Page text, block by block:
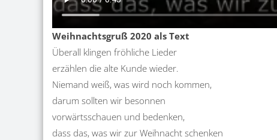
Weihnachtsgruß 2020 als Text
Überall klingen fröhliche Lieder
erzählen die alte Kunde wieder.
Niemand weiß, was wird noch kommen,
darum sollten wir besonnen
vorwärtsschauen und bedenken,
dass das, was wir zur Weihnacht schenken